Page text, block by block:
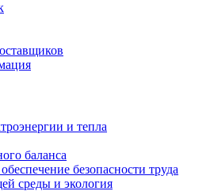
и тепла
баланса
безопасности труда
среды и экология